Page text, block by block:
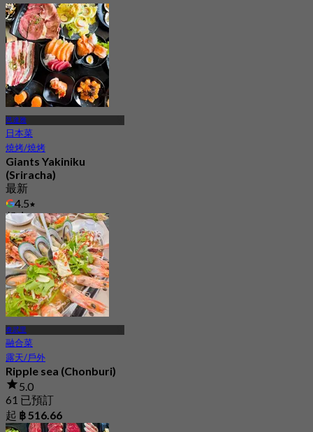
芭達雅
日本菜
燒烤/燒烤
Giants Yakiniku
(Sriracha)
最新
4.5
起฿ 499
春武里
融合菜
露天/戶外
Ripple sea (Chonburi)
5.0
61 已預訂
起 ฿ 516.66